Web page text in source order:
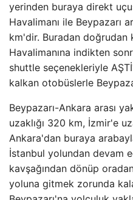
yerinden buraya direkt
Havalimanı ile Beypazarı
km'dir. Buradan doğrudan
Havalimanına indikten
shuttle seçenekleriyle
kalkan otobüslerle
Beypazarı-Ankara arası
uzaklığı 320 km, İzmir'e
Ankara'dan buraya
İstanbul yolundan devam
kavşağından dönüp
yoluna gitmek zorunda